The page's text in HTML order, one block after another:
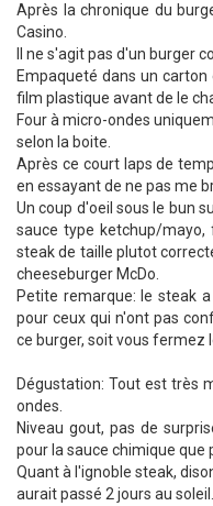
Après la chronique du
Casino.
Il ne s'agit pas d'un burger
Empaqueté dans un
film plastique avant de le
Four à micro-ondes
selon la boite.
Après ce court laps de
en essayant de ne pas me
Un coup d'oeil sous le bun
sauce type ketchup/
steak de taille plutot
cheeseburger McDo.
Petite remarque: le steak
pour ceux qui n'ont pas
ce burger, soit vous fermez
Dégustation: Tout est très
ondes.
Niveau gout, pas de
pour la sauce chimique
Quant à l'ignoble steak,
aurait passé 2 jours au soleil...